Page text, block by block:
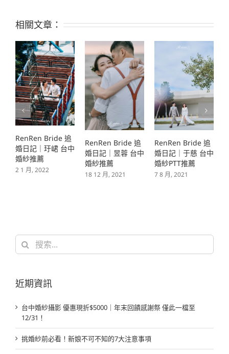
相關文章：
RenRen Bride 追
婚日記｜玗峮 台中
婚紗推薦
2 1 月, 2022
RenRen Bride 追
婚日記｜昱蓉 台中
婚紗推薦
18 12 月, 2021
RenRen Bride 追
婚日記｜于慈 台中
婚紗PTT推薦
7 8 月, 2021
搜
近期資訊
台中婚紗攝影 優惠現折$5000｜年末回饋感謝祭 僅此一檔至
12/31！
挑婚紗前必看！新娘不可不知的7大注意事項